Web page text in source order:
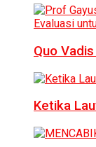
Quo
Ketika